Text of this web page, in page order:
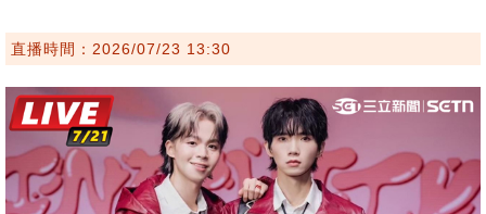
直播時間：2026/07/23 13:30